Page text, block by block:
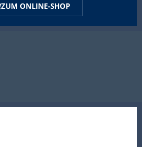
ZUM ONLINE-SHOP